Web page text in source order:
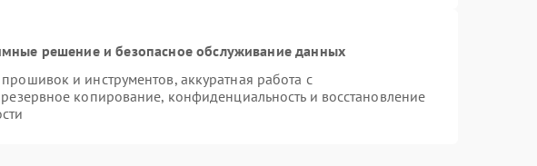
решение и безопасное обслуживание данных
и инструментов, аккуратная работа с
копирование, конфиденциальность и восстановление